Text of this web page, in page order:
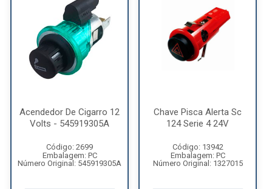
Acendedor De Cigarro 12
Volts - 545919305A
Código: 2699
Embalagem: PC
Número Original: 545919305A
Chave Pisca Alerta Sc
124 Serie 4 24V
Código: 13942
Embalagem: PC
Número Original: 1327015